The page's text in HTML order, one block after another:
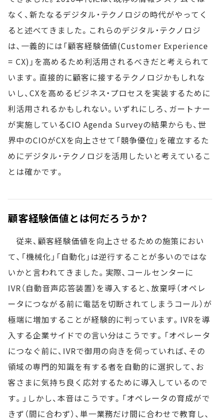
なく、新たなるデジタル・テクノロジの時代がやってく
ると述べてきました。これらのデジタル・テクノロジ
は、一義的には「顧客経験価値(Customer Experience
= CX)」を高めるため利活用されるべきだと考えられて
います。直接的に顧客に接するテクノロジかもしれな
いし、CXを高めるビジネス・プロセスを実装するために
利活用されるかもしれない。いずれにしろ、ガートナー
が実施しているCIO Agenda Surveyの結果からも、世
界中のCIOがCXを向上させて「競争優位」を確立するた
めにデジタル・テクノロジを活用したいと考えているこ
とは確かです。
顧客経験価値とは何だろうか？
従来、顧客経験価値を向上させるための施策におい
て、「機械化」「自動化」は逆行することが多いのではな
いかと言われてきました。実際、コールセンターに
IVR（自動音声応答装置）を導入すると、放棄呼（オペレ
ータにつながる前に電話を切断されてしまうコール）が
極端に増加することが経験的に判っています。IVRを導
入する企業サイドでの言い分はこうです。「オペレータ
につなぐ前に、IVRで御用の向きを伺っていれば、その
領域の専門的知識を有する者を自動的に選択して、お
客さまに気持ち良く応対するために導入しているので
す。」しかし、本音はこうです。「オペレータの育成がで
きず（間に合わず）、単一業務だけ間に合わせで教育し、